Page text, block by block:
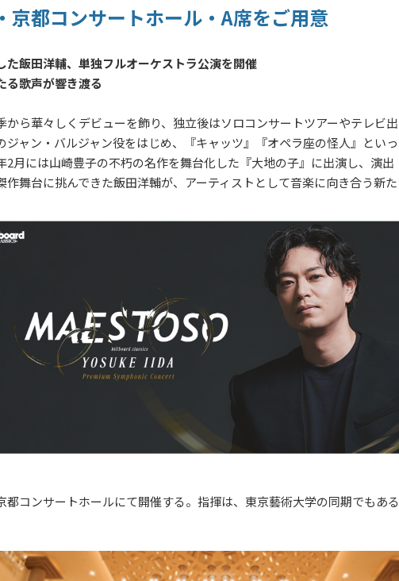
京都コンサートホール・A席をご用意
飯田洋輔、 単独フルオーケストラ公演を開催
る歌声が響き渡る
から華々しくデビューを飾り、独立後はソロコンサートツアーやテレビ
ジャン・バルジャン役をはじめ、『キャッツ』『オペラ座の怪人』とい
2月には山崎豊子の不朽の名作を舞台化した『大地の子』に出演し、演
舞台に挑んできた飯田洋輔が、アーティストとして音楽に向き合う新た
都コンサートホールにて開催する。指揮は、東京藝術大学の同期でもあ